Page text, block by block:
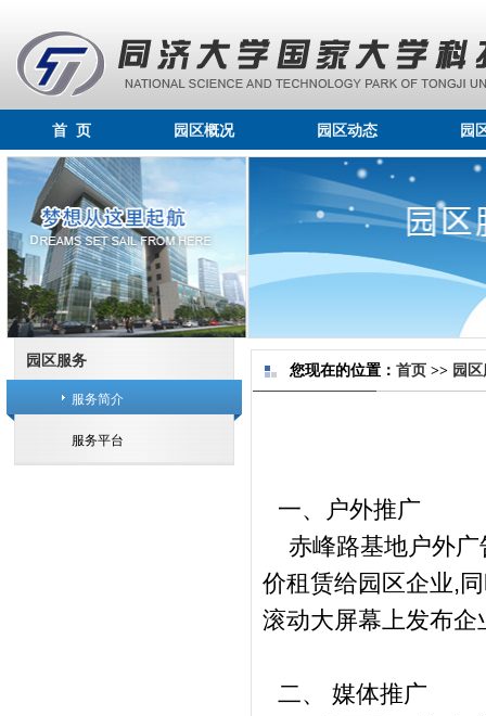
首 页 园区概况 园区动态 园
园区服务
服务简介
服务平台
您现在的位置： 首页 >> 园
一、户外推广
赤峰路基地户外广
价租赁给园区企业,
滚动大屏幕上发布企
二、 媒体推广